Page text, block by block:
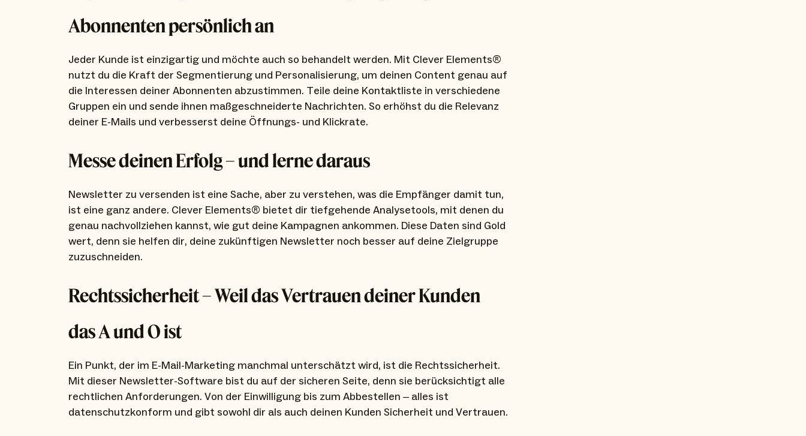
Abonnenten persönlich an
Jeder Kunde ist einzigartig und möchte auch so behandelt werden. Mit Clever Elements®
nutzt du die Kraft der Segmentierung und Personalisierung, um deinen Content genau auf
die Interessen deiner Abonnenten abzustimmen. Teile deine Kontaktliste in verschiedene
Gruppen ein und sende ihnen maßgeschneiderte Nachrichten. So erhöhst du die Relevanz
deiner E-Mails und verbesserst deine Öffnungs- und Klickrate.
Messe deinen Erfolg – und lerne daraus
Newsletter zu versenden ist eine Sache, aber zu verstehen, was die Empfänger damit tun,
ist eine ganz andere. Clever Elements® bietet dir tiefgehende Analysetools, mit denen du
genau nachvollziehen kannst, wie gut deine Kampagnen ankommen. Diese Daten sind Gold
wert, denn sie helfen dir, deine zukünftigen Newsletter noch besser auf deine Zielgruppe
zuzuschneiden.
Rechtssicherheit – Weil das Vertrauen deiner Kunden
das A und O ist
Ein Punkt, der im E-Mail-Marketing manchmal unterschätzt wird, ist die Rechtssicherheit.
Mit dieser Newsletter-Software bist du auf der sicheren Seite, denn sie berücksichtigt alle
rechtlichen Anforderungen. Von der Einwilligung bis zum Abbestellen – alles ist
datenschutzkonform und gibt sowohl dir als auch deinen Kunden Sicherheit und Vertrauen.